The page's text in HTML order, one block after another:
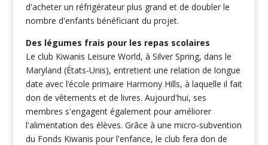
d'acheter un réfrigérateur plus grand et de doubler le
nombre d'enfants bénéficiant du projet.
Des légumes frais pour les repas scolaires
Le club Kiwanis Leisure World, à Silver Spring, dans le
Maryland (États-Unis), entretient une relation de longue
date avec l’école primaire Harmony Hills, à laquelle il fait
don de vêtements et de livres. Aujourd'hui, ses
membres s'engagent également pour améliorer
l'alimentation des élèves. Grâce à une micro-subvention
du Fonds Kiwanis pour l'enfance, le club fera don de